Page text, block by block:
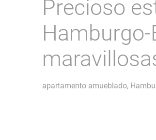
Precioso
apartamento amueblado,